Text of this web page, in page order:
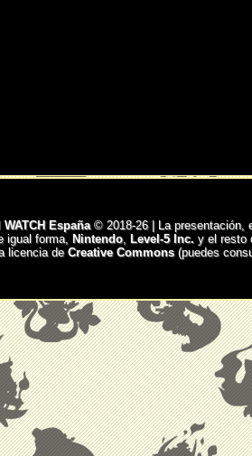
WATCH España © 2018-26 | La presentación,
igual forma, Nintendo, Level-5 Inc. y el resto
licencia deCreative Commons(puedes